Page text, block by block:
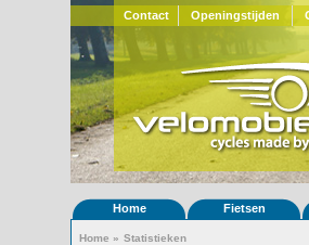
Contact Openingstijden
Home Fietsen
Home » Statistieken